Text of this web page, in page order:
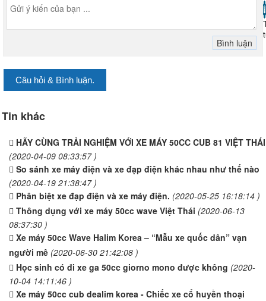
Câu hỏi & Bình luận.
Tin khác
HÃY CÙNG TRẢI NGHIỆM VỚI XE MÁY 50CC CUB 81 VIỆT THÁI
(2020-04-09 08:33:57 )
So sánh xe máy điện và xe đạp điện khác nhau như thế nào
(2020-04-19 21:38:47 )
Phân biệt xe đạp điện và xe máy điện. (2020-05-25 16:18:14 )
Thông dụng với xe máy 50cc wave Việt Thái (2020-06-13
08:37:30 )
Xe máy 50cc Wave Halim Korea – “Mẫu xe quốc dân” vạn
người mê (2020-06-30 21:42:08 )
Học sinh có đi xe ga 50cc giorno mono được không (2020-
10-04 14:11:46 )
Xe máy 50cc cub dealim korea - Chiếc xe cổ huyền thoại